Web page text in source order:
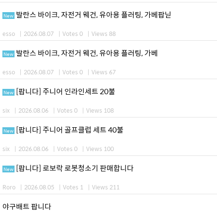
New 발란스 바이크, 자전거 웨건, 유아용 플러팅, 가베팝닏
esso | 2026.08.07 | Votes 0 | Views 88
New 발란스 바이크, 자전거 웨건, 유아용 플러팅, 가베
esso | 2026.08.07 | Votes 0 | Views 67
New [팝니다] 주니어 인라인세트 20불
six | 2026.08.06 | Votes 0 | Views 108
New [팝니다] 주니어 골프클럽 세트 40불
six | 2026.08.06 | Votes 0 | Views 100
New [팝니다] 로보락 로봇청소기 판매합니다
Roro | 2026.08.05 | Votes 1 | Views 211
야구배트 팝니다